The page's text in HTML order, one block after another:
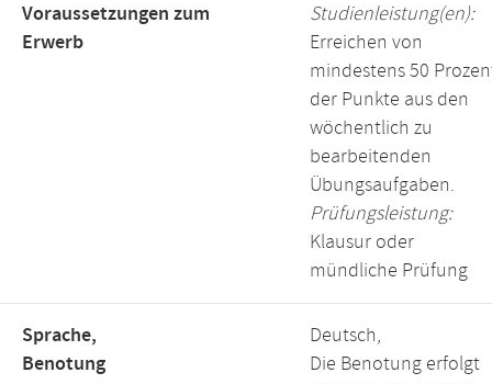
Voraussetzungen zum
Erwerb
Studienleistung(en):
Erreichen von
mindestens 50
der Punkte aus den
wöchentlich zu
bearbeitenden
Übungsaufgaben.
Prüfungsleistung:
Klausur oder
mündliche Prüfung
Sprache,
Benotung
Deutsch,
Die Benotung erfolgt